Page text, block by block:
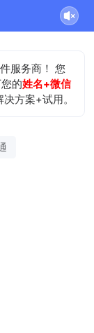
服务商！ 您
您的姓名+微信
方案+试用。